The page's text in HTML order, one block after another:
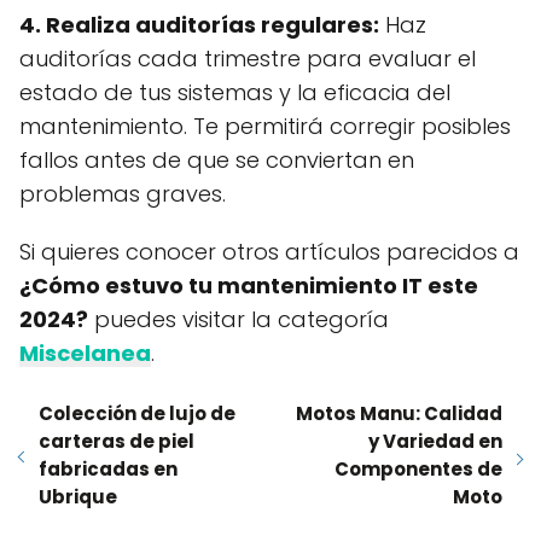
4. Realiza auditorías regulares: Haz
auditorías cada trimestre para evaluar el
estado de tus sistemas y la eficacia del
mantenimiento. Te permitirá corregir posibles
fallos antes de que se conviertan en
problemas graves.
Si quieres conocer otros artículos parecidos a
¿Cómo estuvo tu mantenimiento IT este
2024? puedes visitar la categoría
Miscelanea.
Colección de lujo de
carteras de piel
fabricadas en
Ubrique
Motos Manu: Calidad
y Variedad en
Componentes de
Moto